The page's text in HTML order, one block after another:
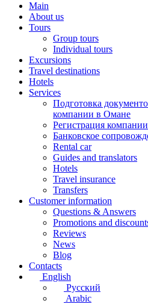
Main
About us
Tours
Group tours
Individual tours
Excursions
Travel destinations
Hotels
Services
Подготовка
компании в Омане
Регистрация
Банковское
Rental car
Guides and translators
Hotels
Travel insurance
Transfers
Customer information
Questions & Answers
Promotions and
Reviews
News
Blog
Contacts
English
Русский
Arabic